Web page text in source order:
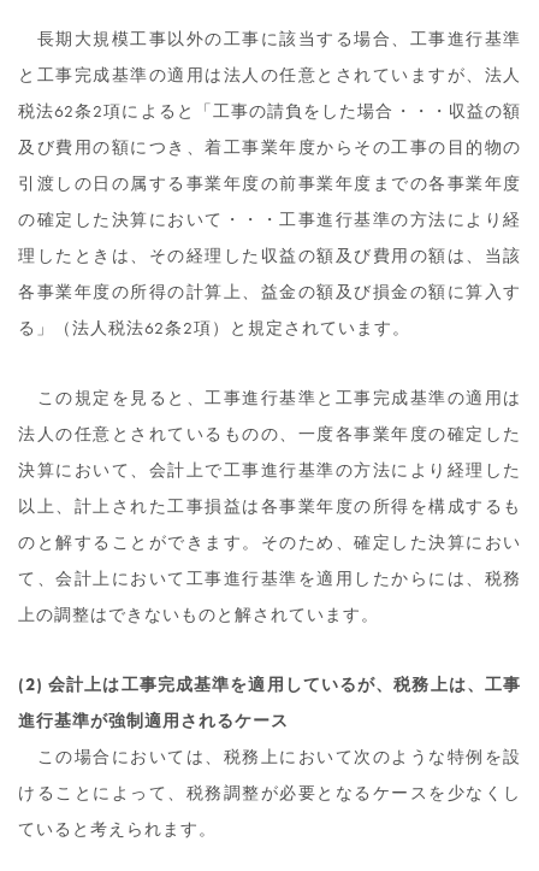
長期大規模工事以外の工事に該当する場合、工事進行基準
と工事完成基準の適用は法人の任意とされていますが、法人
税法62条2項によると「工事の請負をした場合・・・収益の額
及び費用の額につき、着工事業年度からその工事の目的物の
引渡しの日の属する事業年度の前事業年度までの各事業年度
の確定した決算において・・・工事進行基準の方法により経
理したときは、その経理した収益の額及び費用の額は、当該
各事業年度の所得の計算上、益金の額及び損金の額に算入す
る」（法人税法62条2項）と規定されています。
この規定を見ると、工事進行基準と工事完成基準の適用は
法人の任意とされているものの、一度各事業年度の確定した
決算において、会計上で工事進行基準の方法により経理した
以上、計上された工事損益は各事業年度の所得を構成するも
のと解することができます。そのため、確定した決算におい
て、会計上において工事進行基準を適用したからには、税務
上の調整はできないものと解されています。
(2) 会計上は工事完成基準を適用しているが、税務上は、工事
進行基準が強制適用されるケース
この場合においては、税務上において次のような特例を設
けることによって、税務調整が必要となるケースを少なくし
ていると考えられます。